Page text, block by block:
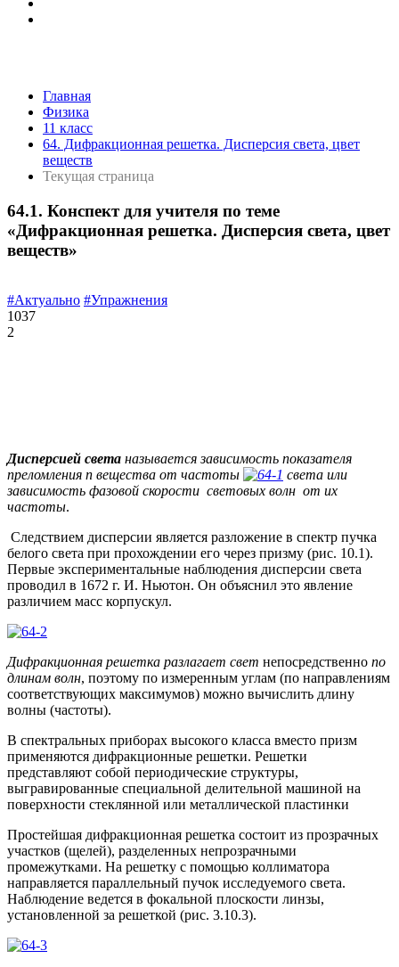
Главная
Физика
11 класс
64. Дифракционная решетка. Дисперсия света, цвет
веществ
Текущая страница
64.1. Конспект для учителя по теме
«Дифракционная решетка. Дисперсия света, цвет
веществ»
#Актуально #Упражнения
1037
2
Дисперсией света называется зависимость показателя
преломления n вещества от частоты
света или
зависимость фазовой скорости световых волн от их
частоты.
Следствием дисперсии является разложение в спектр пучка
белого света при прохождении его через призму (рис. 10.1).
Первые экспериментальные наблюдения дисперсии света
проводил в 1672 г. И. Ньютон. Он объяснил это явление
различием масс корпускул.
Дифракционная решетка разлагает свет непосредственно по
длинам волн, поэтому по измеренным углам (по направлениям
соответствующих максимумов) можно вычислить длину
волны (частоты).
В спектральных приборах высокого класса вместо призм
применяются дифракционные решетки. Решетки
представляют собой периодические структуры,
выгравированные специальной делительной машиной на
поверхности стеклянной или металлической пластинки
Простейшая дифракционная решетка состоит из прозрачных
участков (щелей), разделенных непрозрачными
промежутками. На решетку с помощью коллиматора
направляется параллельный пучок исследуемого света.
Наблюдение ведется в фокальной плоскости линзы,
установленной за решеткой (рис. 3.10.3).